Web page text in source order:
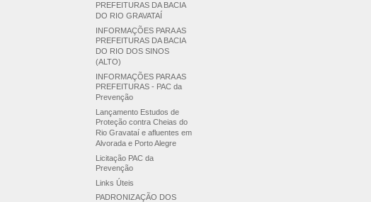
PREFEITURAS DA BACIA
DO RIO GRAVATAÍ
INFORMAÇÕES PARA AS
PREFEITURAS DA BACIA
DO RIO DOS SINOS
(ALTO)
INFORMAÇÕES PARA AS
PREFEITURAS - PAC da
Prevenção
Lançamento Estudos de
Proteção contra Cheias do
Rio Gravataí e afluentes em
Alvorada e Porto Alegre
Licitação PAC da
Prevenção
Links Úteis
PADRONIZAÇÃO DOS